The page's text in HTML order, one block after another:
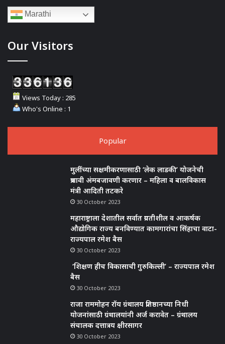
Marathi
Our Visitors
Views Today : 285
Who's Online : 1
Popular
मुलींच्या सक्षमीकरणासाठी ‘लेक लाडकी’ योजनेची
प्रभावी अंमबजावणी करणार – महिला व बालविकास
मंत्री आदिती तटकरे
30 October 2023
महाराष्ट्राला देशातील सर्वात प्रगतीशील व आकर्षक
औद्योगिक राज्य बनविण्यात कामगारांचा सिंहाचा वाटा-
राज्यपाल रमेश बैस
30 October 2023
‘शिक्षण हीच विकासाची गुरुकिल्ली’ – राज्यपाल रमेश
बैस
30 October 2023
राजा राममोहन रॉय ग्रंथालय प्रतिष्ठानच्या निधी
योजनांसाठी ग्रंथालयांनी अर्ज करावेत – ग्रंथालय
संचालक दत्तात्रय क्षीरसागर
30 October 2023